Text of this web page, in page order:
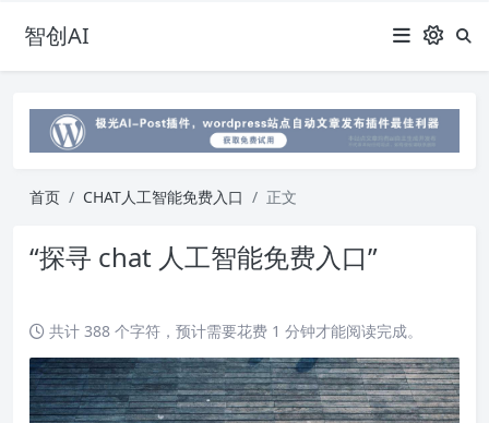
智创AI
首页 CHAT人工智能免费入口 正文
“探寻 chat 人工智能免费入口”
共计 388 个字符，预计需要花费 1 分钟才能阅读完成。